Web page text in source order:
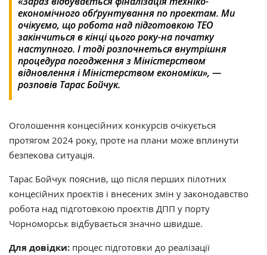
економічного обґрунтування по проектам. Ми
очікуємо, що робота над підготовкою ТЕО
закінчиться в кінці цього року-на початку
наступного. І тоді розпочнеться внутрішня
процедура погодження з Міністерством
відновлення і Міністерством економіки», —
розповів Тарас Бойчук.
Оголошення концесійних конкурсів очікується
протягом 2024 року, проте на плани може вплинути
безпекова ситуація.
Тарас Бойчук пояснив, що після перших пілотних
концесійних проєктів і внесених змін у законодавство
робота над підготовкою проєктів ДПП у порту
Чорноморськ відбувається значно швидше.
Для довідки: процес підготовки до реалізації